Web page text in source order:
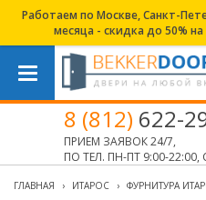
Работаем по Москве, Санкт-
месяца - скидка до 50%
8 (812) 622-
ПРИЕМ ЗАЯВОК 24/7,
ПО ТЕЛ. ПН-ПТ 9:00-22:00,
ГЛАВНАЯ › ИТАРОС › ФУРНИТУРА